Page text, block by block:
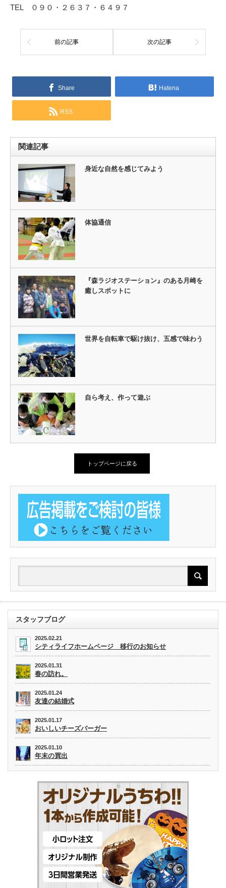
TEL ０９０・２６３７・６４９７
前の記事 次の記事
Share Hatena
RSS
関連記事
身近な自然を感じてみよう
体協通信
『森ラジオステーション』のある月崎を
癒しスポットに
世界を自転車で駆け抜け、五感で味わう
自ら考え、作って遊ぶ
トップページに戻る
スタッフブログ
2025.02.21
シティライフホームページ 移行のお知らせ
2025.01.31
春の訪れ。
2025.01.24
友達の結婚式
2025.01.17
おいしいチーズバーガー
2025.01.10
年末の買出